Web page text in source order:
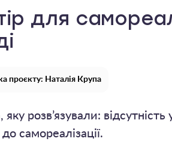
для
проєкту: Наталія Крупа
розв’язували: відсутність
самореалізації.